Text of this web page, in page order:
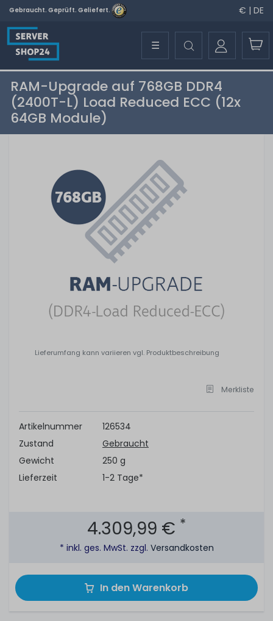
Gebraucht. Geprüft. Geliefert. € | DE
☰
RAM-Upgrade auf 768GB DDR4
(2400T-L) Load Reduced ECC (12x
64GB Module)
Lieferumfang kann variieren vgl. Produktbeschreibung
Merkliste
Artikelnummer
126534
Zustand
Gebraucht
Gewicht
250 g
Lieferzeit
1-2 Tage*
4.309,99 € *
* inkl. ges. MwSt. zzgl. Versandkosten
In den Warenkorb